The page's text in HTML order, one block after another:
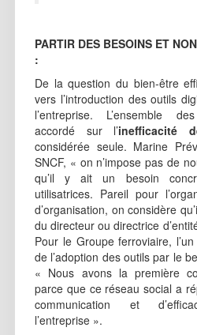
PARTIR DES BESOINS ET
:
De la question du bien-être
vers l’introduction des outils
l’entreprise. L’ensemble
accordé sur l’inefficacité
considérée seule. Marine
SNCF, « on n’impose pas de
qu’il y ait un besoin
utilisatrices. Pareil pour
d’organisation, on considère
du directeur ou directrice
Pour le Groupe ferroviaire,
de l’adoption des outils par le
« Nous avons la première
parce que ce réseau social a
communication et
l’entreprise ».